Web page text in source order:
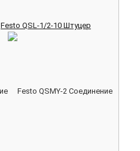
Festo QSL-1/2-10 Штуцер